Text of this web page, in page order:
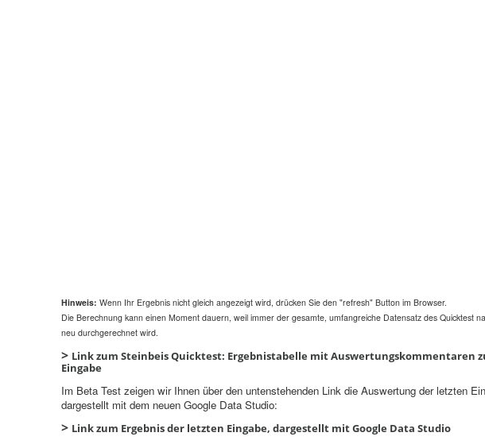
Hinweis: Wenn Ihr Ergebnis nicht gleich angezeigt wird, drücken Sie den "refresh" Button im Browser.
Die Berechnung kann einen Moment dauern, weil immer der gesamte, umfangreiche Datensatz des Quicktest
neu durchgerechnet wird.
> Link zum Steinbeis Quicktest: Ergebnistabelle mit Auswertungskommentaren
Eingabe
Im Beta Test zeigen wir Ihnen über den untenstehenden Link die Auswertung der letzten
dargestellt mit dem neuen Google Data Studio:
> Link zum Ergebnis der letzten Eingabe, dargestellt mit Google Data Studio